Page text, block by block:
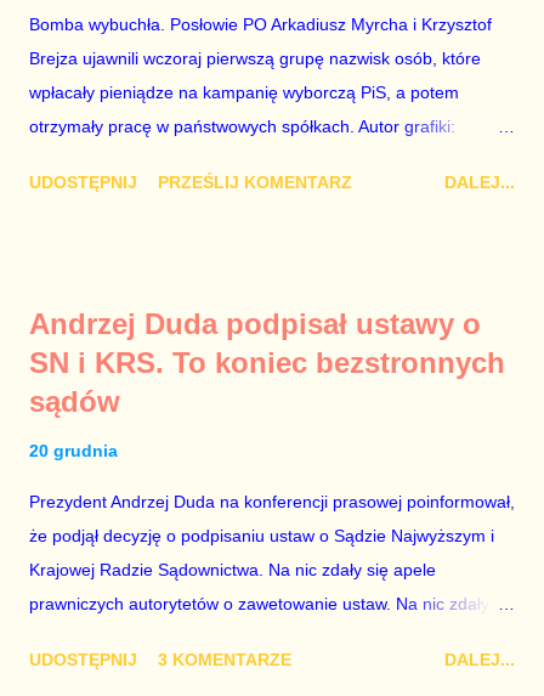
konieczne, ponieważ mamy do czynienia z medium o
wyjątkowo wątpliwej reputacji, ale mimo upływu czasu,
informacje nie zostały w żaden sposób zdementowane, a
oskarżany polityk milczy. Tygod...
Bomba wybuchła. Posłowie PO Arkadiusz Myrcha i Krzysztof
Brejza ujawnili wczoraj pierwszą grupę nazwisk osób, które
wpłacały pieniądze na kampanię wyborczą PiS, a potem
otrzymały pracę w państwowych spółkach. Autor grafiki:
polityków PO na ten temat. Pokazanie kilkunastu przypadków
PiS, a następnie uzyskują stanowiska w spółkach Skarbu
Państwa ze względu na to, że partia PiS obsadziła zarządy
tych spółek i wymienia profesjonalistów na kadry partyjne.
które zawsze może się zdarzyć, a polegającym na tym, że
osoba z kwalifikacjami wpłaca na partię polityczną, a następnie
obejmuje prace w spółce, która jest zarządzana pośrednio
przez ta partię. Przeciwnie. Przedstawienie pierwszej gr...
UDOSTĘPNIJ PRZEŚLIJ KOMENTARZ DALEJ...
Andrzej Duda podpisał ustawy o
SN i KRS. To koniec bezstronnych
sądów
20 grudnia
Prezydent Andrzej Duda na konferencji prasowej poinformował,
że podjął decyzję o podpisaniu ustaw o Sądzie Najwyższym i
Krajowej Radzie Sądownictwa. Na nic zdały się apele
prawniczych autorytetów o zawetowanie ustaw. Na nic zdały
ostatecznie zniszczy niezależność sądów od woli polityków. To
UDOSTĘPNIJ 3 KOMENTARZE DALEJ...